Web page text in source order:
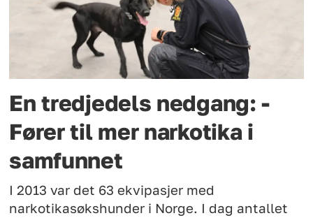
En tredjedels nedgang: -
Fører til mer narkotika i
samfunnet
I 2013 var det 63 ekvipasjer med
narkotikasøkshunder i Norge. I dag antallet